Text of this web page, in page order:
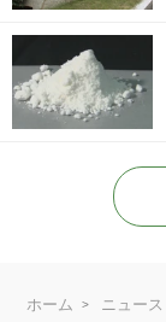
ホーム ニュース